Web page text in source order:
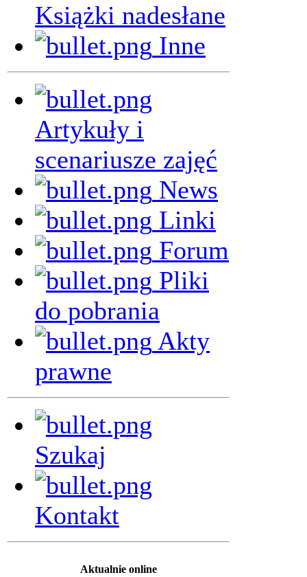
Książki nadesłane
Inne
Artykuły i
scenariusze zajęć
News
Linki
Forum
Pliki
do pobrania
Akty
prawne
Szukaj
Kontakt
Aktualnie online